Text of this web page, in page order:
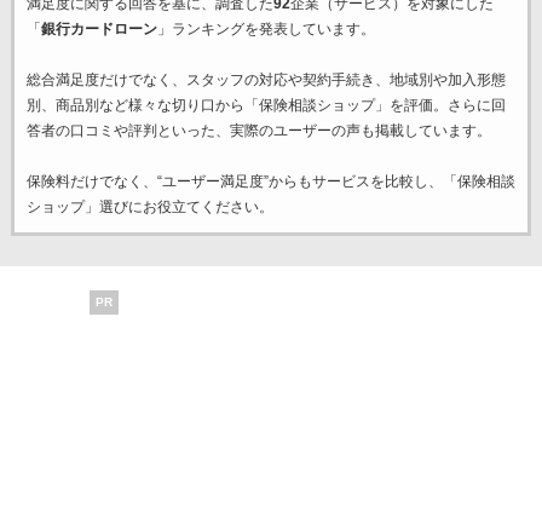
満足度に関する回答を基に、調査した92企業（サービス）を対象にした
「 銀行カードローン」ランキングを発表しています。
総合満足度だけでなく、スタッフの対応や契約手続き、地域別や加入形態
別、商品別など様々な切り口から「保険相談ショップ」を評価。さらに回
答者の口コミや評判といった、実際のユーザーの声も掲載しています。
保険料だけでなく、“ユーザー満足度”からもサービスを比較し、「保険相談
ショップ」選びにお役立てください。
PR